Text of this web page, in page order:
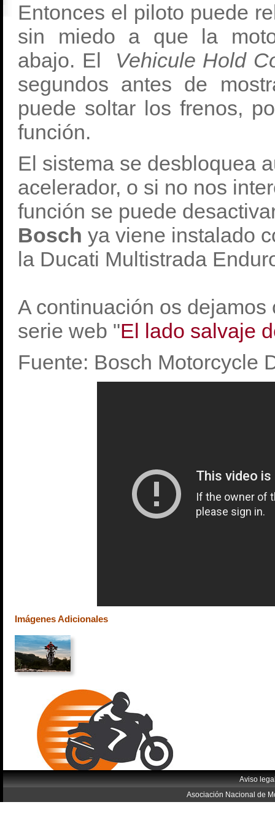
Entonces el piloto puede
sin miedo a que la
abajo. El Vehicule Hold
segundos antes de
puede soltar los frenos,
función.
El sistema se desbloquea
acelerador, o si no nos
función se puede
Bosch ya viene instalado
la Ducati Multistrada
A continuación os
serie web "El lado salvaje
Fuente: Bosch Motorcycle
Imágenes Adicionales
Aviso
Asociación Nacional de